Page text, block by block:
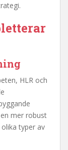
HLR och
mer robust
typer av